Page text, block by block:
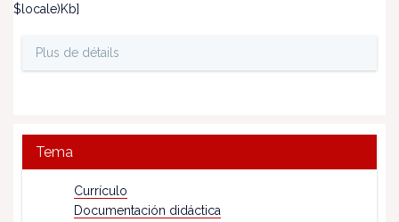
$locale)Kb]
Plus de détails
Tema
Currículo
Documentación didáctica